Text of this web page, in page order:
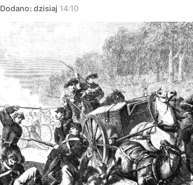
Dodano: dzisiaj 14:10